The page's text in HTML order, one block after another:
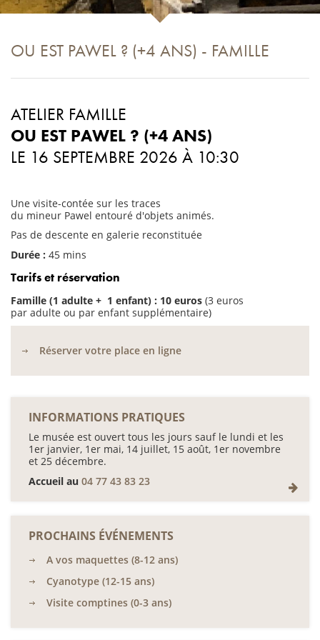
OU EST PAWEL ? (+4 ANS) - FAMILLE
ATELIER FAMILLE
OU EST PAWEL ? (+4 ANS)
LE 16 SEPTEMBRE 2026 À 10:30
Une visite-contée sur les traces
du mineur Pawel entouré d'objets animés.
Pas de descente en galerie reconstituée
Durée : 45 mins
Tarifs et réservation
Famille (1 adulte + 1 enfant) : 10 euros (3 euros
par adulte ou par enfant supplémentaire)
Réserver votre place en ligne
INFORMATIONS PRATIQUES
Le musée est ouvert tous les jours sauf le lundi et les
1er janvier, 1er mai, 14 juillet, 15 août, 1er novembre
et 25 décembre.
Accueil au 04 77 43 83 23
PROCHAINS ÉVÉNEMENTS
A vos maquettes (8-12 ans)
Cyanotype (12-15 ans)
Visite comptines (0-3 ans)